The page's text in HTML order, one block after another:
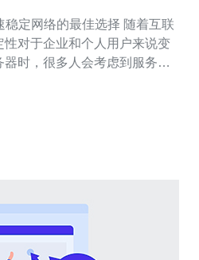
络的最佳选择 随着互联
对于企业和个人用户来说变
时，很多人会考虑到服务器
指的是“中国电